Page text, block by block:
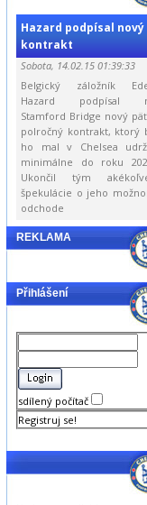
Hazard podpísal nový
kontrakt
Sobota, 14.02.15 01:39:33
Belgický záložník
Hazard podpísal
Stamford Bridge nový
polročný kontrakt, ktorý
ho mal v Chelsea
minimálne do roku
Ukončil tým
špekulácie o jeho
odchode
REKLAMA
Přihlášení
sdílený počítač
Registruj se!